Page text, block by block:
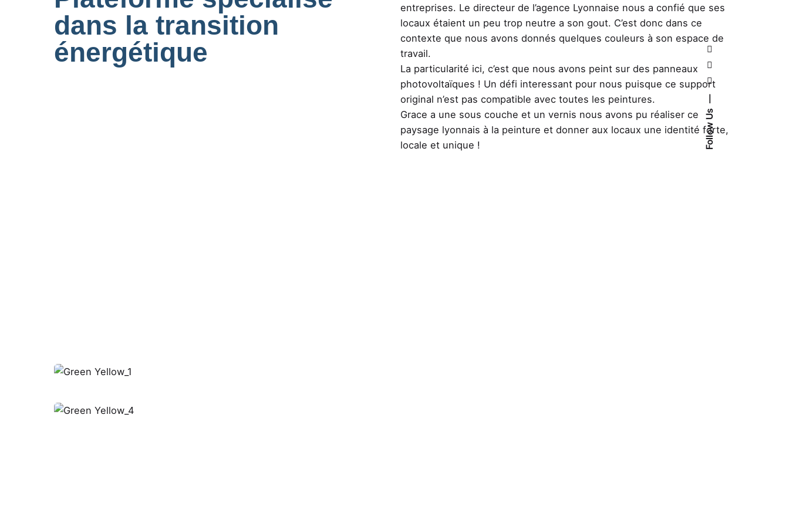
Follow Us
dans la transition
énergétique
entreprises. Le directeur de l’agence Lyonnaise nous a confié que ses
locaux étaient un peu trop neutre a son gout. C’est donc dans ce
contexte que nous avons donnés quelques couleurs à son espace de
travail.
La particularité ici, c’est que nous avons peint sur des panneaux
photovoltaïques ! Un défi interessant pour nous puisque ce support
original n’est pas compatible avec toutes les peintures.
Grace a une sous couche et un vernis nous avons pu réaliser ce
paysage lyonnais à la peinture et donner aux locaux une identité forte,
locale et unique !